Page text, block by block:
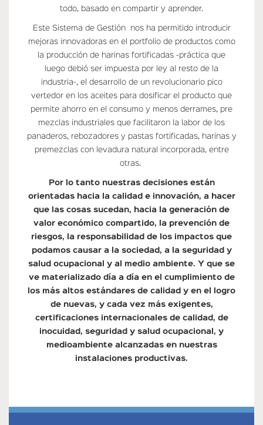
todo, basado en compartir y aprender.
Este Sistema de Gestión nos ha permitido introducir
mejoras innovadoras en el portfolio de productos como
la producción de harinas fortificadas -práctica que
luego debió ser impuesta por ley al resto de la
industria-, el desarrollo de un revolucionario pico
vertedor en los aceites para dosificar el producto que
permite ahorro en el consumo y menos derrames, pre
mezclas industriales que facilitaron la labor de los
panaderos, rebozadores y pastas fortificadas, harinas y
premezclas con levadura natural incorporada, entre
otras.
Por lo tanto nuestras decisiones están
orientadas hacia la calidad e innovación, a hacer
que las cosas sucedan, hacia la generación de
valor económico compartido, la prevención de
riesgos, la responsabilidad de los impactos que
podamos causar a la sociedad, a la seguridad y
salud ocupacional y al medio ambiente. Y que se
ve materializado día a día en el cumplimiento de
los más altos estándares de calidad y en el logro
de nuevas, y cada vez más exigentes,
certificaciones internacionales de calidad, de
inocuidad, seguridad y salud ocupacional, y
medioambiente alcanzadas en nuestras
instalaciones productivas.